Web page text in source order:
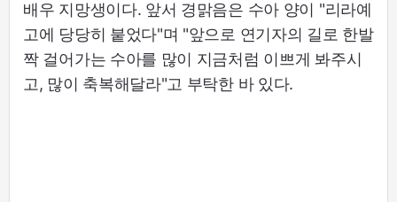
배우 지망생이다. 앞서 경맑음은 수아 양이 "리라예
고에 당당히 붙었다"며 "앞으로 연기자의 길로 한발
짝 걸어가는 수아를 많이 지금처럼 이쁘게 봐주시
고, 많이 축복해달라"고 부탁한 바 있다.